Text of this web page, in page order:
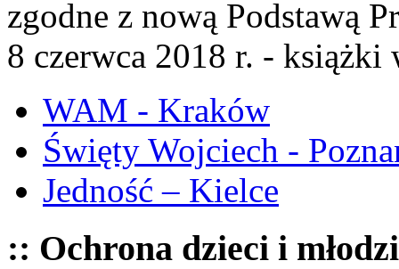
zgodne z nową Podstawą
8 czerwca 2018 r. -
WAM - Kraków
Święty Wojciech -
Jedność – Kielce
:: Ochrona dzieci i